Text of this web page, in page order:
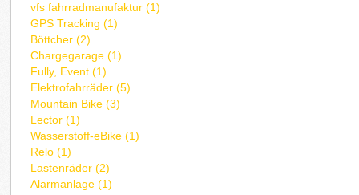
vfs fahrradmanufaktur (1)
GPS Tracking (1)
Böttcher (2)
Chargegarage (1)
Fully, Event (1)
Elektrofahrräder (5)
Mountain Bike (3)
Lector (1)
Wasserstoff-eBike (1)
Relo (1)
Lastenräder (2)
Alarmanlage (1)